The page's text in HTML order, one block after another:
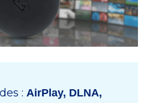
: AirPlay, DLNA,